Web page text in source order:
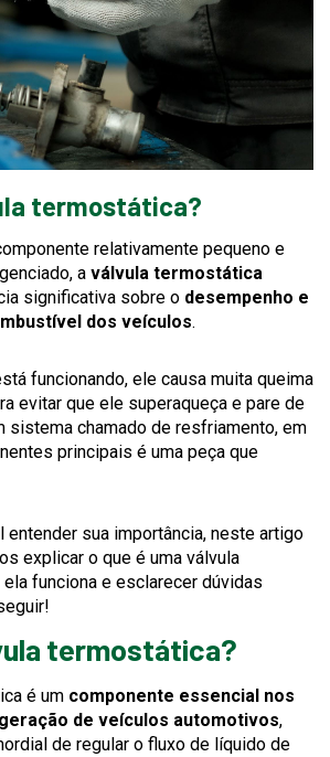
termostática?
relativamente pequeno e
a válvula termostática
significativa sobre o desempenho e
dos veículos.
funcionando, ele causa muita queima
evitar que ele superaqueça e pare de
sistema chamado de resfriamento, em
principais é uma peça que
entender sua importância, neste artigo
explicar o que é uma válvula
funciona e esclarecer dúvidas
termostática?
é um componente essencial nos
de veículos automotivos,
de regular o fluxo de líquido de